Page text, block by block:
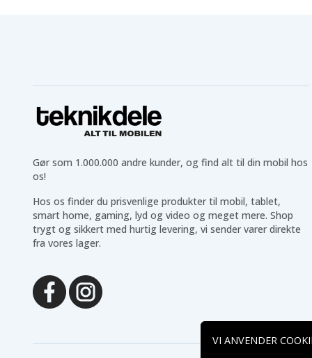
Siemens Gigaset A160
Siemens Gigaset A165
Trio
Siemens Gigaset A240
Duo
Duo weib
Siemens Gigaset A265
Trio Siemens Gigaset AL140
Siemens Gigaset AL145
Duo Siemens Gigaset AL14H
Siemens Gigaset AS140
Duo
Universum SL15
Gør som 1.000.000 andre kunder, og find alt til din mobil hos
os!
Hos os finder du prisvenlige produkter til mobil, tablet,
smart home, gaming, lyd og video og meget mere. Shop
trygt og sikkert med hurtig levering, vi sender varer direkte
fra vores lager.
VI ANVENDER